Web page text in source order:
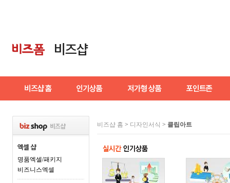
명품엑셀/패키지
비즈니스엑셀
비즈샵 홈 > 디자인서식 > 클립아트